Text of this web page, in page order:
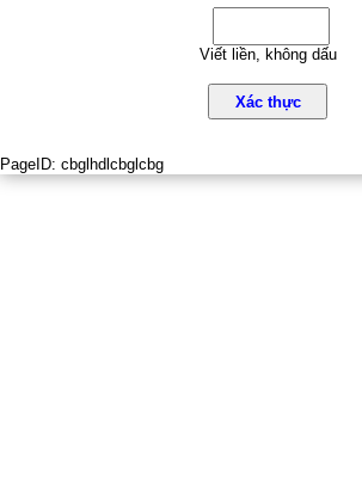
Viết liền, không dấu
Xác thực
PageID: cbglhdlcbglcbg